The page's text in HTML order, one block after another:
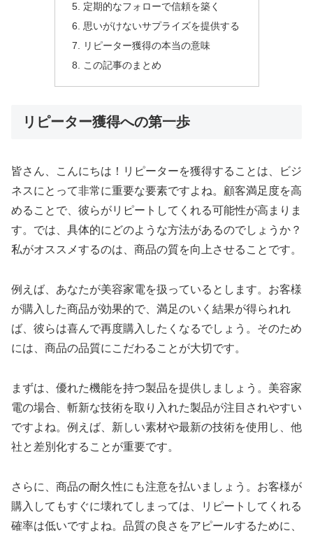
定期的なフォローで信頼を築く
思いがけないサプライズを提供する
リピーター獲得の本当の意味
この記事のまとめ
リピーター獲得への第一歩
皆さん、こんにちは！リピーターを獲得することは、ビジ
ネスにとって非常に重要な要素ですよね。顧客満足度を高
めることで、彼らがリピートしてくれる可能性が高まりま
す。では、具体的にどのような方法があるのでしょうか？
私がオススメするのは、商品の質を向上させることです。
例えば、あなたが美容家電を扱っているとします。お客様
が購入した商品が効果的で、満足のいく結果が得られれ
ば、彼らは喜んで再度購入したくなるでしょう。そのため
には、商品の品質にこだわることが大切です。
まずは、優れた機能を持つ製品を提供しましょう。美容家
電の場合、斬新な技術を取り入れた製品が注目されやすい
ですよね。例えば、新しい素材や最新の技術を使用し、他
社と差別化することが重要です。
さらに、商品の耐久性にも注意を払いましょう。お客様が
購入してもすぐに壊れてしまっては、リピートしてくれる
確率は低いですよね。品質の良さをアピールするために、